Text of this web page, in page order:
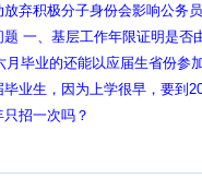
放弃积极分子身份会影响公务
题 一、基层工作年限证明是否
所学专业名称未列入专业目录
月毕业的还能以应届生省份参
毕业生，因为上学很早，要到
年的国考吗？
只招一次吗？